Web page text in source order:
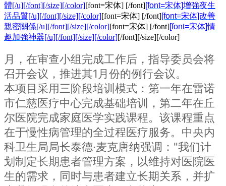
體[/u][/font][/size][/color][font=宋体] [/font][font=宋体]增強夜生
活品質[/u][/font][/size][/color][font=宋体] [/font][font=宋体]改善
親密關係[/u][/font][/size][/color][font=宋体] [/font][font=宋体]情
趣加強神器[/u][/font][/size][/color][/font][/size][/color]
月，在审查小组完成工作后，指导委员会将
召开会议，推进其1月份的例行会议。
本项目采用三阶段培训模式：第一年在雷诺
市仁慈医疗中心完成基础培训，第二年在丘
尔医院完成家庭医学实践课程。该课程重点
在于慢性病管理的全过程医疗服务。中央内
科卫生局局长泰德·麦克唐纳强调："我们计
划制定长期患者管理方案，以维持对医院医
生的需求，同时与患者建立长期关系，并扩